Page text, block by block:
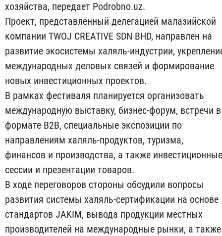
хозяйства, передает Podrobno.uz.
Проект, представленный делегацией малазийской
компании TWOJ CREATIVE SDN BHD, направлен на
развитие экосистемы халяль-индустрии,
международных деловых связей и формирование
новых инвестиционных проектов.
В рамках фестиваля планируется организовать
международную выставку, бизнес-форум, встречи в
формате B2B, специальные экспозиции по
направлениям халяль-продуктов, туризма,
финансов и производства, а также инвестиционные
сессии и презентации товаров.
В ходе переговоров стороны обсудили вопросы
развития системы халяль-сертификации на основе
стандартов JAKIM, вывода продукции местных
производителей на международные рынки, а также